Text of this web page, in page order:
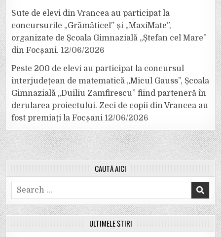
Sute de elevi din Vrancea au participat la
concursurile „Grămăticel” și „MaxiMate”,
organizate de Școala Gimnazială „Ștefan cel Mare”
din Focșani. 12/06/2026
Peste 200 de elevi au participat la concursul
interjudețean de matematică „Micul Gauss”, Școala
Gimnazială „Duiliu Zamfirescu” fiind parteneră în
derularea proiectului. Zeci de copii din Vrancea au
fost premiați la Focșani 12/06/2026
CAUTĂ AICI
Search
for:
ULTIMELE ȘTIRI